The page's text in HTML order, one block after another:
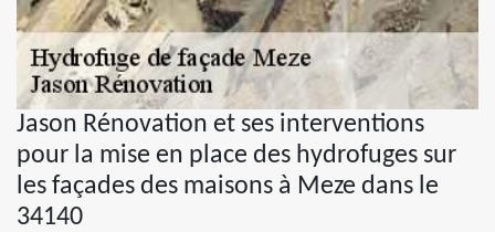
Jason Rénovation et ses interventions
pour la mise en place des hydrofuges sur
les façades des maisons à Meze dans le
34140